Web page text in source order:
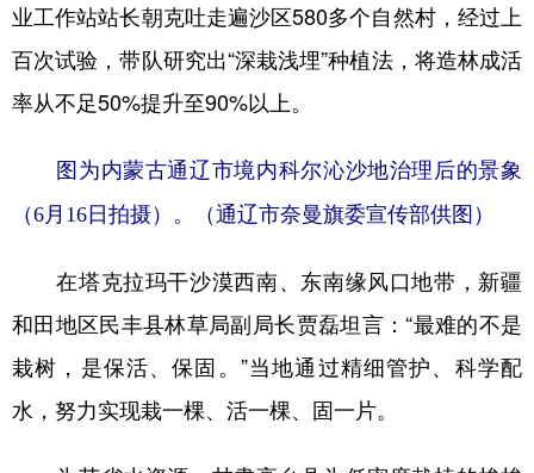
业工作站站长朝克吐走遍沙区580多个自然村，经过上
百次试验，带队研究出“深栽浅埋”种植法，将造林成活
率从不足50%提升至90%以上。
图为内蒙古通辽市境内科尔沁沙地治理后的景象
（6月16日拍摄）。（通辽市奈曼旗委宣传部供图）
在塔克拉玛干沙漠西南、东南缘风口地带，新疆
和田地区民丰县林草局副局长贾磊坦言：“最难的不是
栽树，是保活、保固。”当地通过精细管护、科学配
水，努力实现栽一棵、活一棵、固一片。